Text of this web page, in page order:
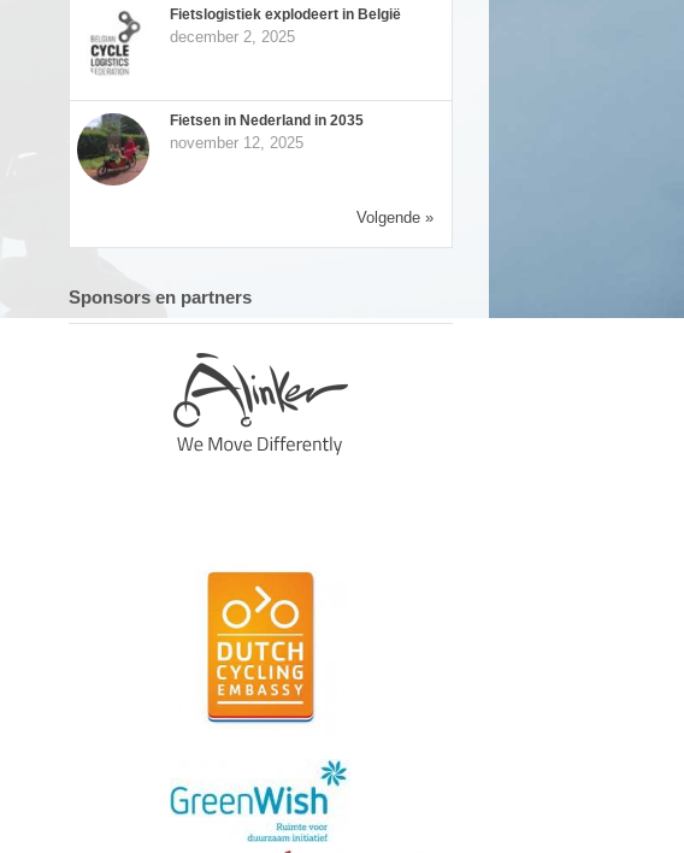
Fietslogistiek explodeert in België
december 2, 2025
Fietsen in Nederland in 2035
november 12, 2025
Volgende »
Sponsors en partners